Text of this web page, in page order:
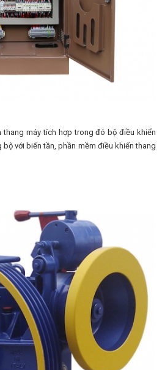
thang máy tích hợp trong đó bộ điều khiển
với biến tần, phần mềm điều khiển thang